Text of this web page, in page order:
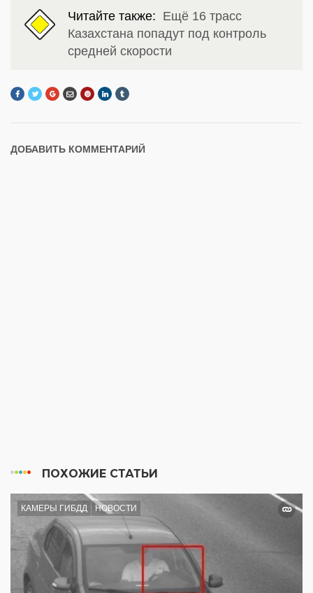
Читайте также: Ещё 16 трасс
Казахстана попадут под контроль
средней скорости
ДОБАВИТЬ КОММЕНТАРИЙ
ПОХОЖИЕ СТАТЬИ
КАМЕРЫ ГИБДД НОВОСТИ